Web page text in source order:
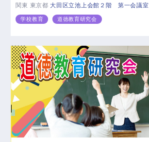
関東 東京都 大田区立池上会館２階 第一会議室
学校教育 道徳教育研究会